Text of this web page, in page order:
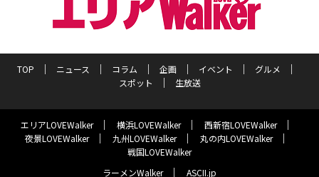
TOP ニュース コラム 企画 イベント
グルメ
スポット
生放送
エリアLOVEWalker 横浜LOVEWalker
西新宿LOVEWalker
夜景LOVEWalker
九州LOVEWalker
丸の内LOVEWalker
戦国LOVEWalker
ラーメンWalker
ASCII.jp